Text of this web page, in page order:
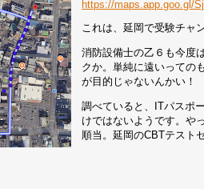
https://maps.app.goo.gl/
これは、延岡で受験チャ
消防設備士の乙６も今度
クか。単純に遠いっての
が目的じゃないんかい！
調べていると、ITパスポ
けではないようです。や
順当。延岡のCBTテスト